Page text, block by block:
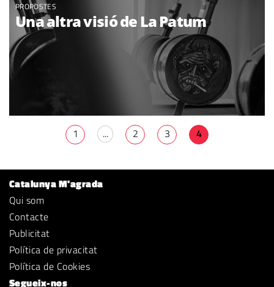
PROPOSTES
Una altra visió de La Patum
1 ... 2 3 4
Catalunya M'agrada
Qui som
Contacte
Publicitat
Política de privacitat
Política de Cookies
Segueix-nos